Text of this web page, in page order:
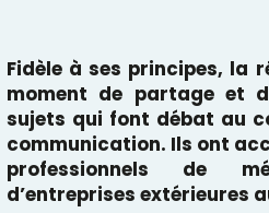
Fidèle à ses principes, la
moment de partage et
sujets qui font débat au
communication. Ils ont
professionnels de
d’entreprises extérieures